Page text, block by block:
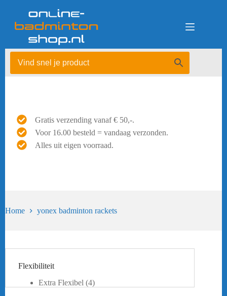
Gratis verzending vanaf € 50,-.
Voor 16.00 besteld = vandaag verzonden.
Alles uit eigen voorraad.
Home yonex badminton rackets
Flexibiliteit
Extra Flexibel (4)